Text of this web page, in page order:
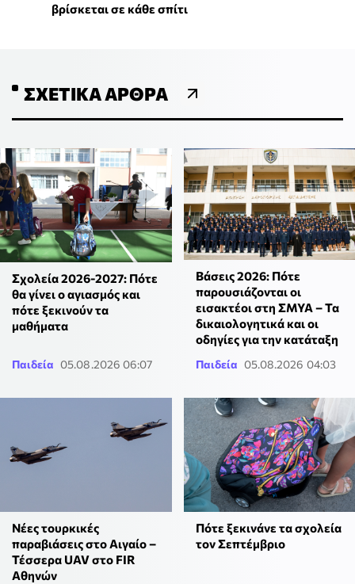
βρίσκεται σε κάθε σπίτι
ΣΧΕΤΙΚΆ ΆΡΘΡΑ
Σχολεία 2026-2027: Πότε
θα γίνει ο αγιασμός και
πότε ξεκινούν τα
μαθήματα
Παιδεία 05.08.2026 06:07
Βάσεις 2026: Πότε
παρουσιάζονται οι
εισακτέοι στη ΣΜΥΑ – Τα
δικαιολογητικά και οι
οδηγίες για την κατάταξη
Παιδεία 05.08.2026 04:03
Νέες τουρκικές
παραβιάσεις στο Αιγαίο –
Τέσσερα UAV στο FIR
Αθηνών
Πότε ξεκινάνε τα σχολεία
τον Σεπτέμβριο